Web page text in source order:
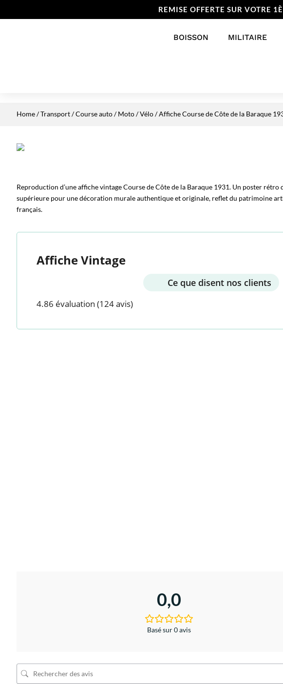
REMISE OFFERTE SUR VOTRE
BOISSON MILITAIRE
Home/Transport/Course auto / Moto / Vélo/ Affiche Course de Côte de la Baraque
Reproduction d’une affiche vintage Course de Côte de la Baraque 1931. Un poster rétro
supérieure pour une décoration murale authentique et originale, reflet du patrimoine
français.
Affiche Vintage
Ce que disent nos clients
4.86 évaluation (124 avis)
0,0
Basé sur 0 avis